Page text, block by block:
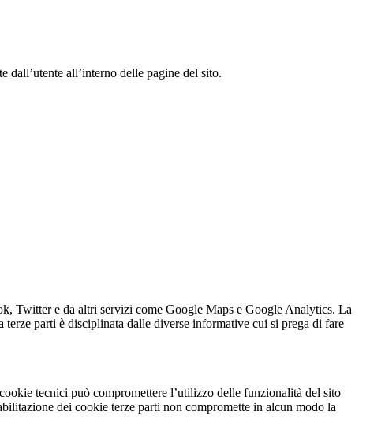
all’interno delle pagine del sito.
Twitter e da altri servizi come Google Maps e Google Analytics. La
parti è disciplinata dalle diverse informative cui si prega di fare
tecnici può compromettere l’utilizzo delle funzionalità del sito
dei cookie terze parti non compromette in alcun modo la